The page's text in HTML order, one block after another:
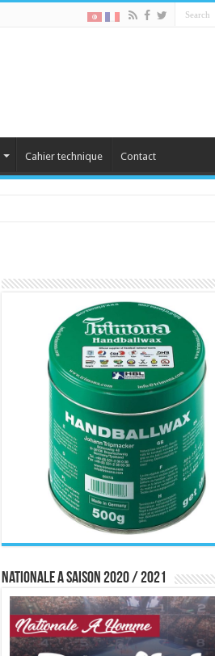
Cahier technique Contact
Nationale A saison 2020 / 2021